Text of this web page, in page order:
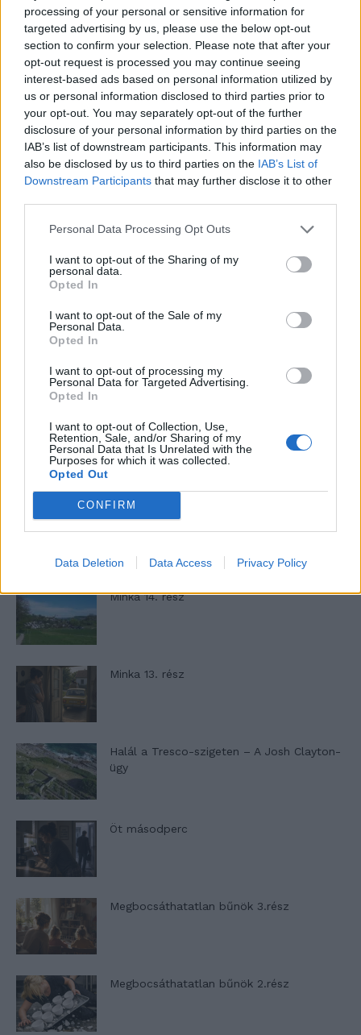
processing of your personal or sensitive information for
targeted advertising by us, please use the below opt-out
section to confirm your selection. Please note that after your
opt-out request is processed you may continue seeing
interest-based ads based on personal information utilized by
us or personal information disclosed to third parties prior to
your opt-out. You may separately opt-out of the further
disclosure of your personal information by third parties on the
IAB’s list of downstream participants. This information may
also be disclosed by us to third parties on the IAB’s List of
Downstream Participants that may further disclose it to other
Personal Data Processing Opt Outs
I want to opt-out of the Sharing of my
personal data.
Opted In
I want to opt-out of the Sale of my
Personal Data.
Opted In
I want to opt-out of processing my
Personal Data for Targeted Advertising.
Opted In
I want to opt-out of Collection, Use,
Retention, Sale, and/or Sharing of my
Personal Data that Is Unrelated with the
Purposes for which it was collected.
Opted Out
CONFIRM
Data Deletion Data Access Privacy Policy
Lippai Flóra
Mit taníthat egy buddhista szerzetes a
pánikról és az agyról?
Lippai Flóra
- Advertisement -
46,301 Rajongók
13,262 Követő KÖVETÉS
LEGFRISSEBB
Minka 14. rész
Minka 13. rész
Halál a Tresco-szigeten – A Josh Clayton-
ügy
Öt másodperc
Megbocsáthatatlan bűnök 3.rész
Megbocsáthatatlan bűnök 2.rész